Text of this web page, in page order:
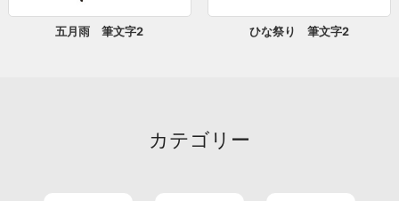
五月雨 筆文字2 ひな祭り 筆文字2
カテゴリー